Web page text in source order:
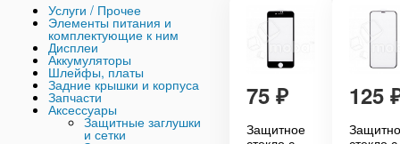
Услуги / Прочее
Элементы питания и
комплектующие к ним
Дисплеи
Аккумуляторы
Шлейфы, платы
Задние крышки и корпуса
Запчасти
Аксессуары
Защитные заглушки
и сетки
75 ₽
Защитное
125